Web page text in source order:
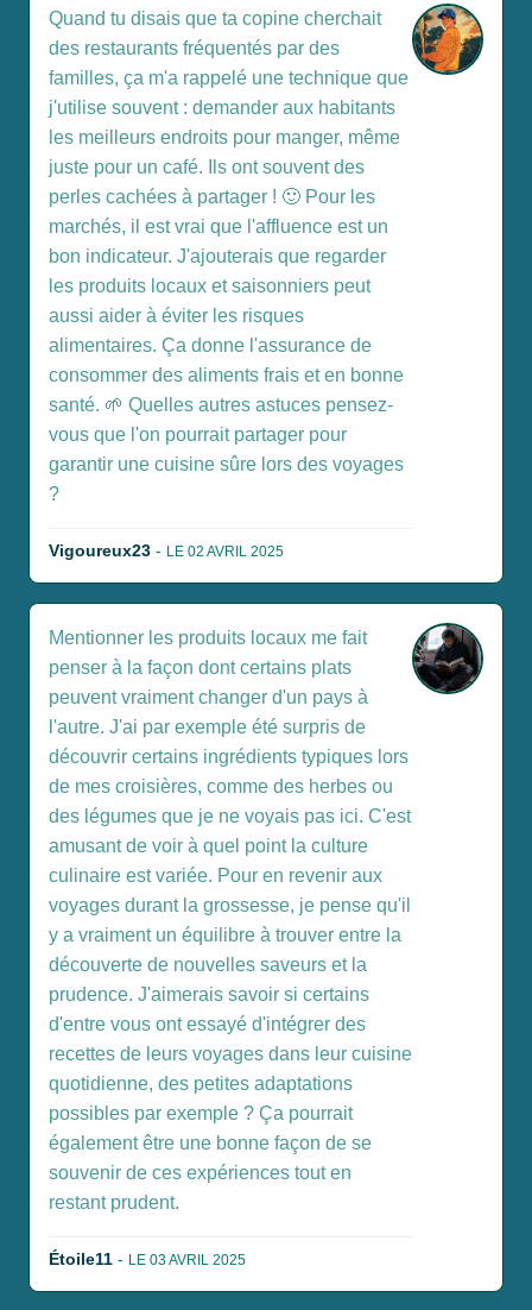
Quand tu disais que ta copine cherchait
des restaurants fréquentés par des
familles, ça m'a rappelé une technique que
j'utilise souvent : demander aux habitants
les meilleurs endroits pour manger, même
juste pour un café. Ils ont souvent des
perles cachées à partager ! 🙂 Pour les
marchés, il est vrai que l'affluence est un
bon indicateur. J'ajouterais que regarder
les produits locaux et saisonniers peut
aussi aider à éviter les risques
alimentaires. Ça donne l'assurance de
consommer des aliments frais et en bonne
santé. 🌱 Quelles autres astuces pensez-
vous que l'on pourrait partager pour
garantir une cuisine sûre lors des voyages
?
Vigoureux23 - LE 02 AVRIL 2025
Mentionner les produits locaux me fait
penser à la façon dont certains plats
peuvent vraiment changer d'un pays à
l'autre. J'ai par exemple été surpris de
découvrir certains ingrédients typiques lors
de mes croisières, comme des herbes ou
des légumes que je ne voyais pas ici. C'est
amusant de voir à quel point la culture
culinaire est variée. Pour en revenir aux
voyages durant la grossesse, je pense qu'il
y a vraiment un équilibre à trouver entre la
découverte de nouvelles saveurs et la
prudence. J'aimerais savoir si certains
d'entre vous ont essayé d'intégrer des
recettes de leurs voyages dans leur cuisine
quotidienne, des petites adaptations
possibles par exemple ? Ça pourrait
également être une bonne façon de se
souvenir de ces expériences tout en
restant prudent.
Étoile11 - LE 03 AVRIL 2025